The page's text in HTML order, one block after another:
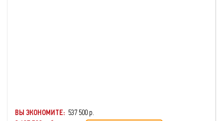
ВЫ ЭКОНОМИТЕ: 537 500 р.